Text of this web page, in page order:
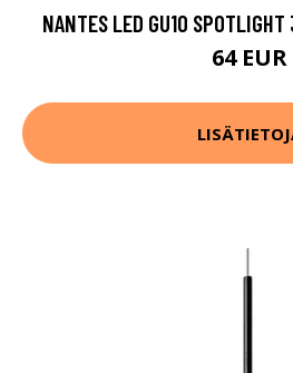
NANTES LED GU10
64 EUR